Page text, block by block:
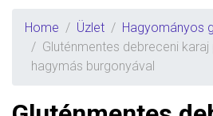
Home Üzlet
Hagyományos
Gluténmentes debreceni
hagymás burgonyával